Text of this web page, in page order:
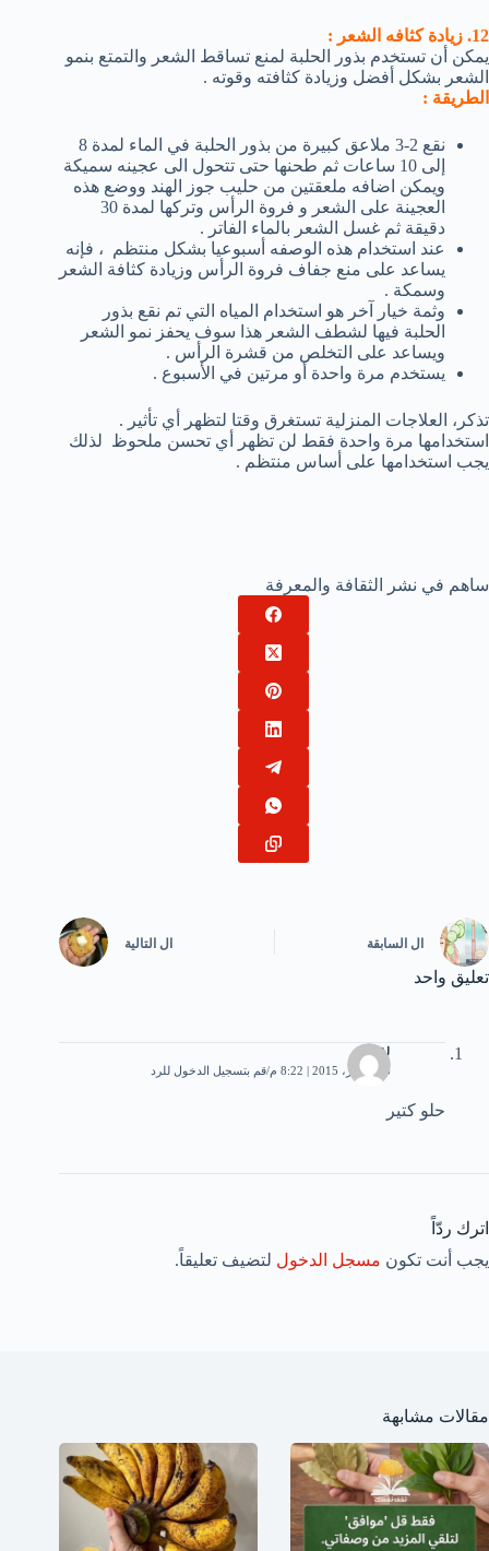
12. زيادة كثافه الشعر :
يمكن أن تستخدم بذور الحلبة لمنع تساقط الشعر والتمتع بنمو
الشعر بشكل أفضل وزيادة كثافته وقوته .
الطريقة :
نقع 2-3 ملاعق كبيرة من بذور الحلبة في الماء لمدة 8
إلى 10 ساعات ثم طحنها حتى تتحول الى عجينه سميكة
ويمكن اضافه ملعقتين من حليب جوز الهند ووضع هذه
العجينة على الشعر و فروة الرأس وتركها لمدة 30
دقيقة ثم غسل الشعر بالماء الفاتر .
عند استخدام هذه الوصفه أسبوعيا بشكل منتظم ، فإنه
يساعد على منع جفاف فروة الرأس وزيادة كثافة الشعر
وسمكة .
وثمة خيار آخر هو استخدام المياه التي تم نقع بذور
الحلبة فيها لشطف الشعر هذا سوف يحفز نمو الشعر
ويساعد على التخلص من قشرة الرأس .
يستخدم مرة واحدة أو مرتين في الأسبوع .
تذكر، العلاجات المنزلية تستغرق وقتا لتظهر أي تأثير .
استخدامها مرة واحدة فقط لن تظهر أي تحسن ملحوظ لذلك
يجب استخدامها على أساس منتظم .
ساهم في نشر الثقافة والمعرفة
ال السابقة ال التالية
تعليق واحد
ﻻرا
26 أكتوبر، 2015 | 8:22 م قم بتسجيل الدخول للرد
حلو كتير
اترك ردّاً
يجب أنت تكون مسجل الدخول لتضيف تعليقاً.
مقالات مشابهة